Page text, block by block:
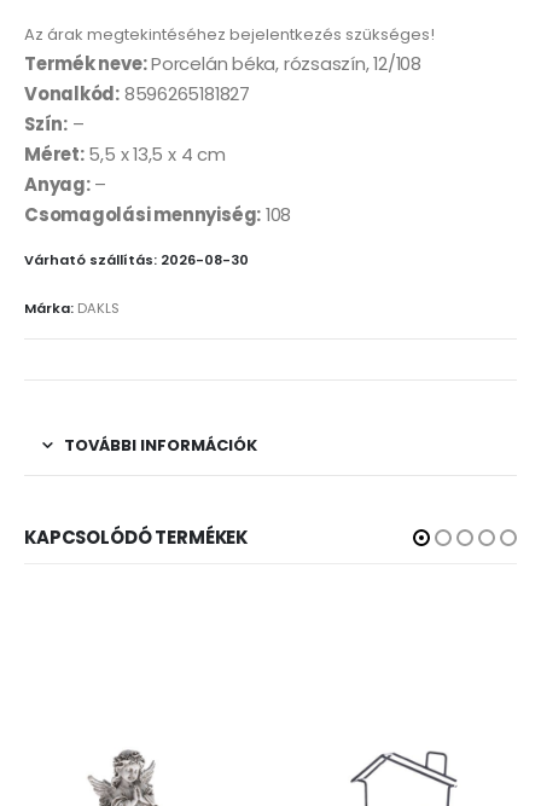
Az árak megtekintéséhez bejelentkezés szükséges!
Termék neve:Porcelán béka, rózsaszín, 12/108
Vonalkód:8596265181827
Szín:–
Méret:5,5 x 13,5 x 4 cm
Anyag:–
Csomagolási mennyiség:108
Várható szállítás: 2026-08-30
Márka: DAKLS
TOVÁBBI INFORMÁCIÓK
KAPCSOLÓDÓ TERMÉKEK